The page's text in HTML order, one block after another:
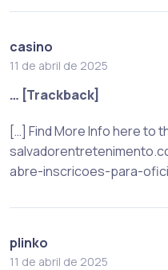
casino
11 de abril de 2025
… [Trackback]
[…] Find More Info here to
abre-inscricoes-para-
plinko
11 de abril de 2025